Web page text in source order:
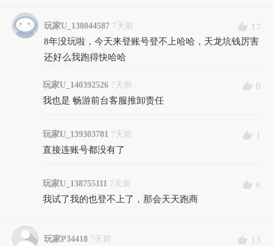
玩家U_138044587 7天前
17
8年没玩啦，今天来登账号登不上哈哈，天龙坑钱厉害
还好么我跑得快哈哈
玩家U_140392526 7天前
0
我也是 畅游前台客服推卸责任
玩家U_139303781 7天前
1
直接连账号都没有了
玩家U_138755111 7天前
6
我试了我的也登不上了，那会天天跑商
玩家P34418 7天前
13